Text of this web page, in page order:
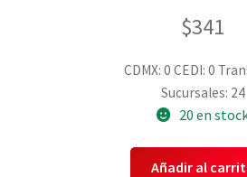
$341
CDMX: 0 CEDI: 0
Sucursales: 24
20 en
Añadir al